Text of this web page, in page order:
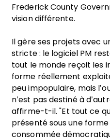
Frederick County
vision différente.
Il gère ses projets avec
stricte : le logiciel PM
tout le monde reçoit les
forme réellement
peu impopulaire, mais
n’est pas destiné à
affirme-t-il. "Et tout ce
présenté sous une
consommée